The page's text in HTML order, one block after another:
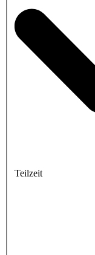
Teilzeit